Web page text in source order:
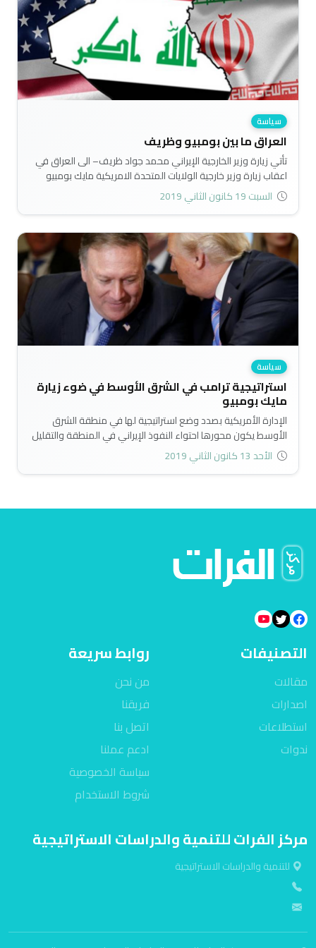
سياسة
العراق ما بين بومبيو وظريف
تأتي زيارة وزير الخارجية الإيراني محمد جواد ظريف– الى العراق في
اعقاب زيارة وزير خارجية الولايات المتحدة الامريكية مايك بومبيو
ضمن جولة يقوم بها لعدة عواصم هدفها المرسوم الحصول على
مزيد من التعبئة وكسب المواقف بالضد من ايران..
السبت 19 كانون الثاني 2019
سياسة
استراتيجية ترامب في الشرق الأوسط في ضوء زيارة
مايك بومبيو
الإدارة الأمريكية بصدد وضع استراتيجية لها في منطقة الشرق
الأوسط يكون محورها احتواء النفوذ الإيراني في المنطقة والتقليل
من تمدد طهران في العواصم العربية، لاسيما في سوريا والعراق..
الأحد 13 كانون الثاني 2019
التصنيفات
مقالات
اصدارات
استطلاعات
ندوات
روابط سريعة
من نحن
فريقنا
اتصل بنا
ادعم عملنا
سياسة الخصوصية
شروط الاستخدام
مركز الفرات للتنمية والدراسات الاستراتيجية
للتنمية والدراسات الاستراتيجية